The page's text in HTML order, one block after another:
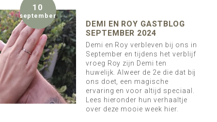
10
september
DEMI EN ROY GASTBLOG
SEPTEMBER 2024
Demi en Roy verbleven bij ons in
September en tijdens het verblijf
vroeg Roy zijn Demi ten
huwelijk. Alweer de 2e die dat bij
ons doet, een magische
ervaring en voor altijd speciaal.
Lees hieronder hun verhaaltje
over deze mooie week hier.